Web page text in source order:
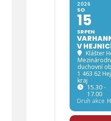
2026
SO
15
SRPEN
V
Klášter
duchovní
1 463 62
kraj
15.30 -
17.00
Druh akce